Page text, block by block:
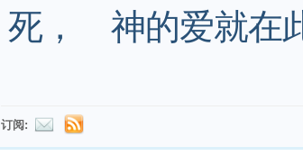
死， 神的爱就在
订阅: